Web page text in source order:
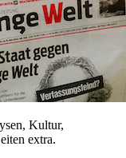
Kultur,
extra.